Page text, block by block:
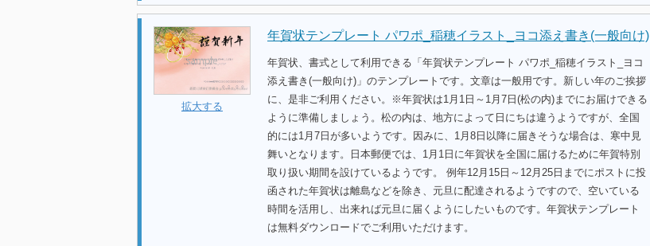
拡大する
年賀状テンプレート パワポ_稲穂イラスト_ヨコ添え書き(一般向け)
年賀状、書式として利用できる「年賀状テンプレート パワポ_稲穂イラスト_ヨコ
添え書き(一般向け)」のテンプレートです。文章は一般用です。新しい年のご挨拶
に、是非ご利用ください。※年賀状は1月1日～1月7日(松の内)までにお届けできる
ように準備しましょう。松の内は、地方によって日にちは違うようですが、全国
的には1月7日が多いようです。因みに、1月8日以降に届きそうな場合は、寒中見
舞いとなります。日本郵便では、1月1日に年賀状を全国に届けるために年賀特別
取り扱い期間を設けているようです。 例年12月15日～12月25日までにポストに投
函された年賀状は離島などを除き、元旦に配達されるようですので、空いている
時間を活用し、出来れば元旦に届くようにしたいものです。年賀状テンプレート
は無料ダウンロードでご利用いただけます。